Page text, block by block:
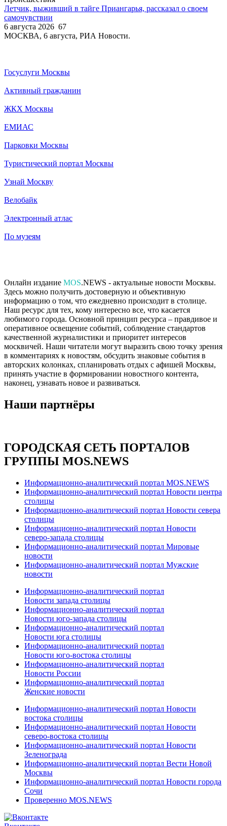
Летчик, выживший в тайге Приангарья, рассказал о своем
самочувствии
6 августа 2026 67
МОСКВА, 6 августа, РИА Новости.
Госуслуги Москвы
Активный гражданин
ЖКХ Москвы
ЕМИАС
Парковки Москвы
Туристический портал Москвы
Узнай Москву
Велобайк
Электронный атлас
По музеям
Онлайн издание MOS.NEWS - актуальные новости Москвы.
Здесь можно получить достоверную и объективную
информацию о том, что ежедневно происходит в столице.
Наш ресурс для тех, кому интересно все, что касается
любимого города. Основной принцип ресурса – правдивое и
оперативное освещение событий, соблюдение стандартов
качественной журналистики и приоритет интересов
москвичей. Наши читатели могут выразить свою точку зрения
в комментариях к новостям, обсудить знаковые события в
авторских колонках, спланировать отдых с афишей Москвы,
принять участие в формировании новостного контента,
наконец, узнавать новое и развиваться.
Наши партнёры
ГОРОДСКАЯ СЕТЬ ПОРТАЛОВ
ГРУППЫ MOS.NEWS
Информационно-аналитический портал MOS.NEWS
Информационно-аналитический портал Новости центра
столицы
Информационно-аналитический портал Новости севера
столицы
Информационно-аналитический портал Новости
северо-запада столицы
Информационно-аналитический портал Мировые
новости
Информационно-аналитический портал Мужские
новости
Информационно-аналитический портал
Новости запада столицы
Информационно-аналитический портал
Новости юго-запада столицы
Информационно-аналитический портал
Новости юга столицы
Информационно-аналитический портал
Новости юго-востока столицы
Информационно-аналитический портал
Новости России
Информационно-аналитический портал
Женские новости
Информационно-аналитический портал Новости
востока столицы
Информационно-аналитический портал Новости
северо-востока столицы
Информационно-аналитический портал Новости
Зеленограда
Информационно-аналитический портал Вести Новой
Москвы
Информационно-аналитический портал Новости города
Сочи
Проверенно MOS.NEWS